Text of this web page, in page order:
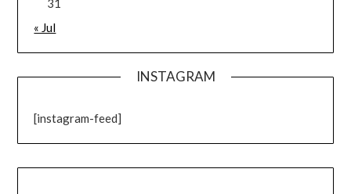
31
« Jul
INSTAGRAM
[instagram-feed]